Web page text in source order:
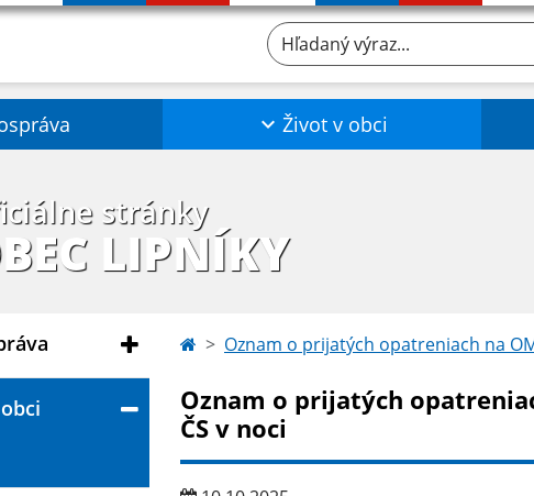
Hľadaný výraz...
Život v obci
stránky
LIPNÍKY
Oznam o prijatých opatreniach na
Oznam o prijatých
ČS v noci